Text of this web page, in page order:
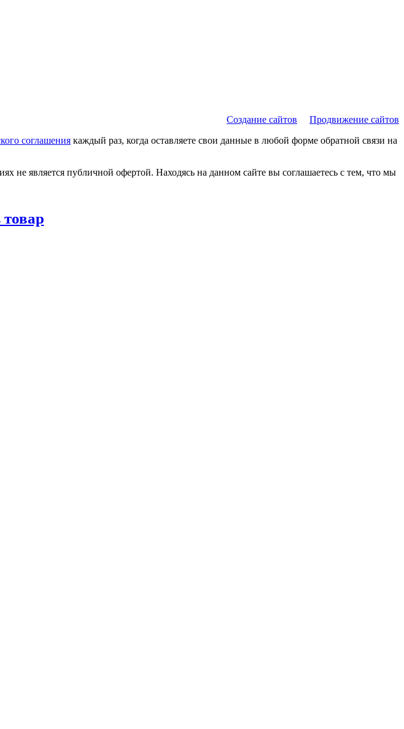
Создание сайтов
Продвижение сайтов
соглашения каждый раз, когда оставляете свои данные в любой форме обратной связи на
не является публичной офертой. Находясь на данном сайте вы соглашаетесь с тем, что мы
товар